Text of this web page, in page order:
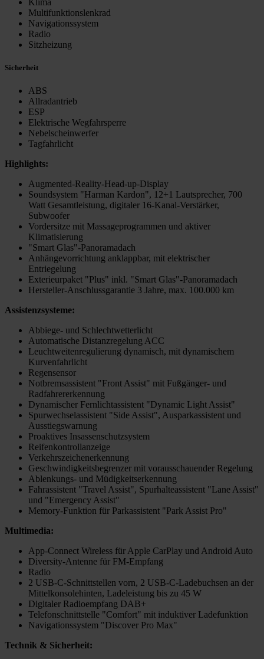
Multifunktionslenkrad
Navigationssystem
Radio
Sitzheizung
Sicherheit
ABS
Allradantrieb
ESP
Elektrische Wegfahrsperre
Nebelscheinwerfer
Tagfahrlicht
Highlights:
Augmented-Reality-Head-up-Display
Soundsystem "Harman Kardon", 12+1 Lautsprecher, 700
Watt Gesamtleistung, digitaler 16-Kanal-Verstärker,
Subwoofer
Vordersitze mit Massageprogrammen und aktiver
Klimatisierung
"Smart Glas"-Panoramadach
Anhängevorrichtung anklappbar, mit elektrischer
Entriegelung
Exterieurpaket "Plus" inkl. "Smart Glas"-Panoramadach
Hersteller-Anschlussgarantie 3 Jahre, max. 100.000 km
Assistenzsysteme:
Abbiege- und Schlechtwetterlicht
Automatische Distanzregelung ACC
Leuchtweitenregulierung dynamisch, mit dynamischem
Kurvenfahrlicht
Regensensor
Notbremsassistent "Front Assist" mit Fußgänger- und
Radfahrererkennung
Dynamischer Fernlichtassistent "Dynamic Light Assist"
Spurwechselassistent "Side Assist", Ausparkassistent und
Ausstiegswarnung
Proaktives Insassenschutzsystem
Reifenkontrollanzeige
Verkehrszeichenerkennung
Geschwindigkeitsbegrenzer mit vorausschauender Regelung
Ablenkungs- und Müdigkeitserkennung
Fahrassistent "Travel Assist", Spurhalteassistent "Lane Assist"
und "Emergency Assist"
Memory-Funktion für Parkassistent "Park Assist Pro"
Multimedia:
App-Connect Wireless für Apple CarPlay und Android Auto
Diversity-Antenne für FM-Empfang
Radio
2 USB-C-Schnittstellen vorn, 2 USB-C-Ladebuchsen an der
Mittelkonsolehinten, Ladeleistung bis zu 45 W
Digitaler Radioempfang DAB+
Telefonschnittstelle "Comfort" mit induktiver Ladefunktion
Navigationssystem "Discover Pro Max"
Technik & Sicherheit: